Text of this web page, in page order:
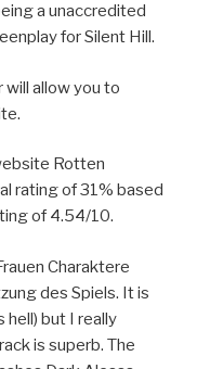
a unaccredited
for Silent Hill.
will allow you to
Rotten
rating of 31% based
of 4.54/10.
Charaktere
des Spiels. It is
hell) but I really
is superb. The